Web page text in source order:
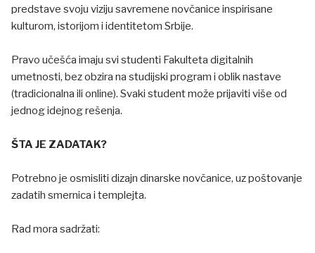
predstave svoju viziju savremene novčanice inspirisane
kulturom, istorijom i identitetom Srbije.
Pravo učešća imaju svi studenti Fakulteta digitalnih
umetnosti, bez obzira na studijski program i oblik nastave
(tradicionalna ili online). Svaki student može prijaviti više od
jednog idejnog rešenja.
ŠTA JE ZADATAK?
Potrebno je osmisliti dizajn dinarske novčanice, uz poštovanje
zadatih smernica i templejta.
Rad mora sadržati: